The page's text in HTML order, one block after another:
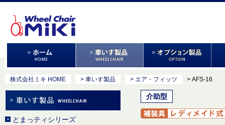
株式会社ミキ HOME > 車いす製品 > エア・フィッツ > AFS-16
介助型
とまっティシリーズ